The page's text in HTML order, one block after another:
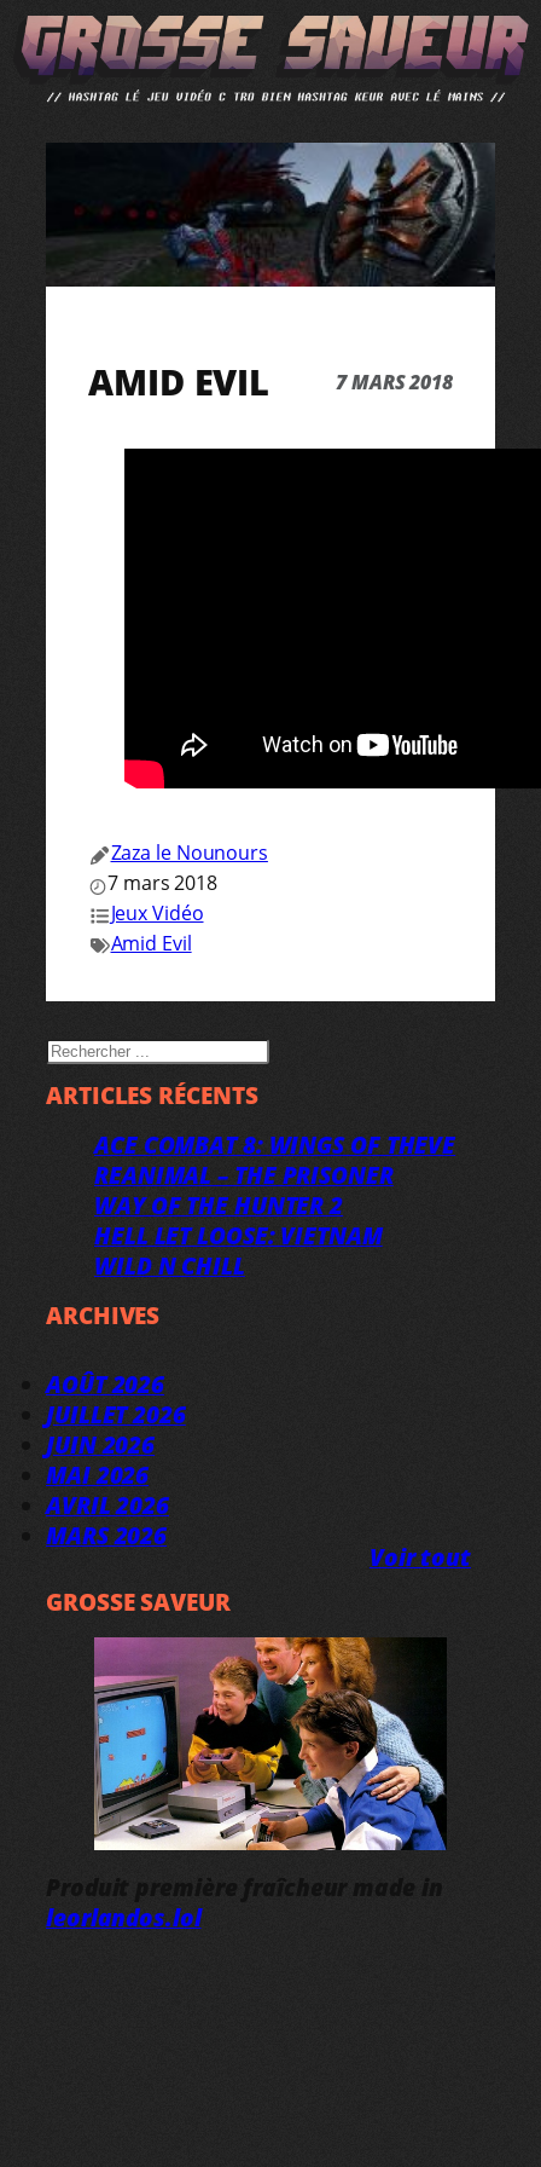
ALLER
AU
CONTENU
AMID EVIL 7 MARS 2018
Zaza le Nounours
7 mars 2018
Jeux Vidéo
Amid Evil
RECHERCHER
ARTICLES RÉCENTS
ACE COMBAT 8: WINGS OF THEVE
REANIMAL – THE PRISONER
WAY OF THE HUNTER 2
HELL LET LOOSE: VIETNAM
WILD N CHILL
ARCHIVES
AOÛT 2026
JUILLET 2026
JUIN 2026
MAI 2026
AVRIL 2026
MARS 2026
Voir tout
GROSSE SAVEUR
Produit première fraîcheur made in
leorlandos.lol